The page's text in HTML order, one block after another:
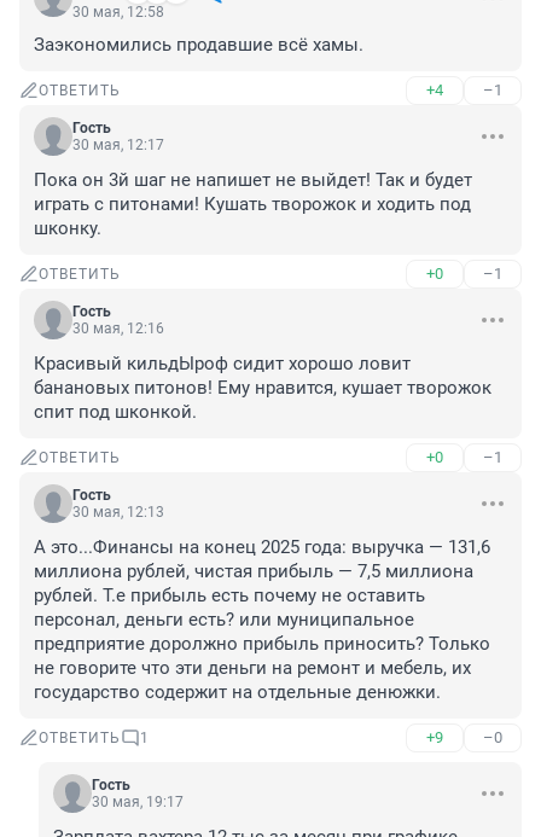
30 мая, 12:58
Заэкономились продавшие всё хамы.
ОТВЕТИТЬ +4 –1
Гость
30 мая, 12:17
Пока он 3й шаг не напишет не выйдет! Так и будет
играть с питонами! Кушать творожок и ходить под
шконку.
ОТВЕТИТЬ +0 –1
Гость
30 мая, 12:16
Красивый кильдЫроф сидит хорошо ловит
банановых питонов! Ему нравится, кушает творожок
спит под шконкой.
ОТВЕТИТЬ +0 –1
Гость
30 мая, 12:13
А это...Финансы на конец 2025 года: выручка — 131,6
миллиона рублей, чистая прибыль — 7,5 миллиона
рублей. Т.е прибыль есть почему не оставить
персонал, деньги есть? или муниципальное
предприятие доролжно прибыль приносить? Только
не говорите что эти деньги на ремонт и мебель, их
государство содержит на отдельные денюжки.
ОТВЕТИТЬ 1 +9 –0
Гость
30 мая, 19:17